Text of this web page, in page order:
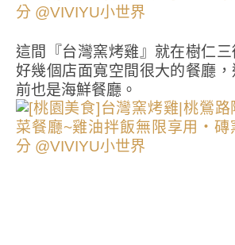
這間『台灣窯烤雞』就在樹仁
好幾個店面寬空間很大的餐廳
前也是海鮮餐廳。